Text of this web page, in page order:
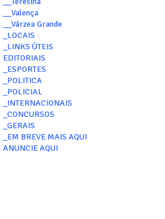
__Valença
__Várzea Grande
_LOCAIS
_LINKS ÚTEIS
EDITORIAIS
_ESPORTES
_POLITICA
_POLICIAL
_INTERNACIONAIS
_CONCURSOS
_GERAIS
_EM BREVE MAIS AQUI
ANUNCIE AQUI